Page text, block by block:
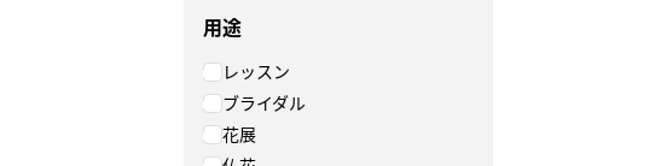
用途
レッスン
ブライダル
花展